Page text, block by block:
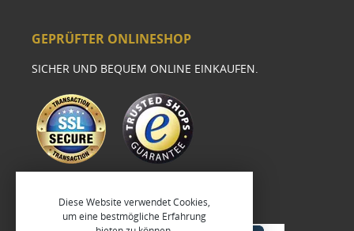
GEPRÜFTER ONLINESHOP
SICHER UND BEQUEM ONLINE EINKAUFEN.
Diese Website verwendet Cookies,
um eine bestmögliche Erfahrung